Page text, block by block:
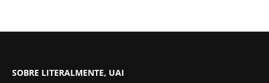
SOBRE LITERALMENTE, UAI